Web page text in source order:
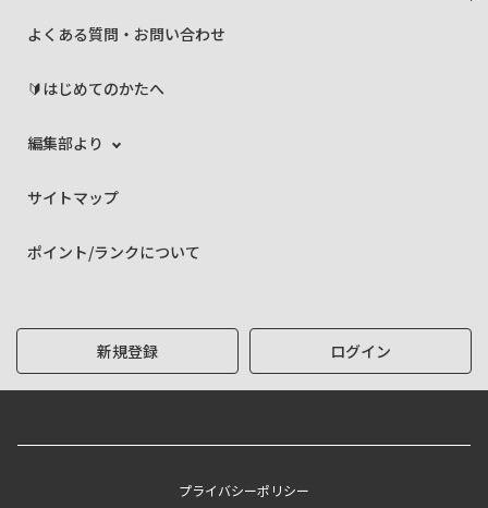
よくある質問・お問い合わせ
🔰はじめてのかたへ
編集部より
サイトマップ
ポイント/ランクについて
新規登録 ログイン
プライバシーポリシー